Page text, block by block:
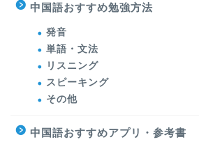
中国語おすすめ勉強方法
発音
単語・文法
リスニング
スピーキング
その他
中国語おすすめアプリ・参考書